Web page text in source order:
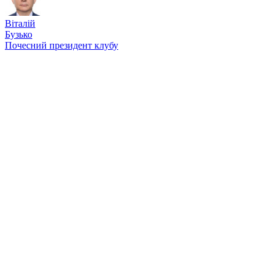
Віталій
Бузько
Почесний президент клубу